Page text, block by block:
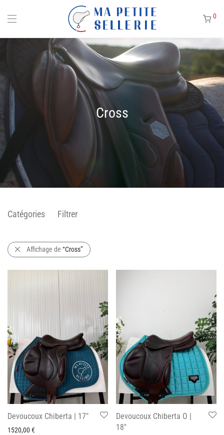
0
Cross
Catégories Filtrer
Affichage de “Cross”
Devoucoux Chiberta | 17″
1520,00€
Devoucoux Chiberta O |
18″